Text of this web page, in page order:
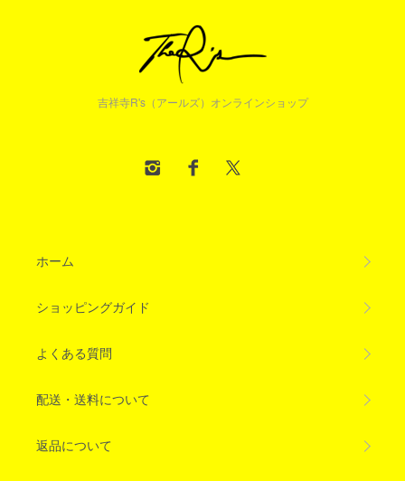
吉祥寺R's（アールズ）オンラインショップ
ホーム
ショッピングガイド
よくある質問
配送・送料について
返品について